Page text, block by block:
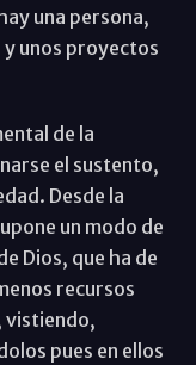
una persona,
unos proyectos
de la
el sustento,
Desde la
un modo de
Dios, que ha de
recursos
vistiendo,
pues en ellos